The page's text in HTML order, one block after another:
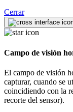
Cerrar
Campo de visión
El campo de visión
capturar, cuando se
coincidiendo con la
recorte del sensor).